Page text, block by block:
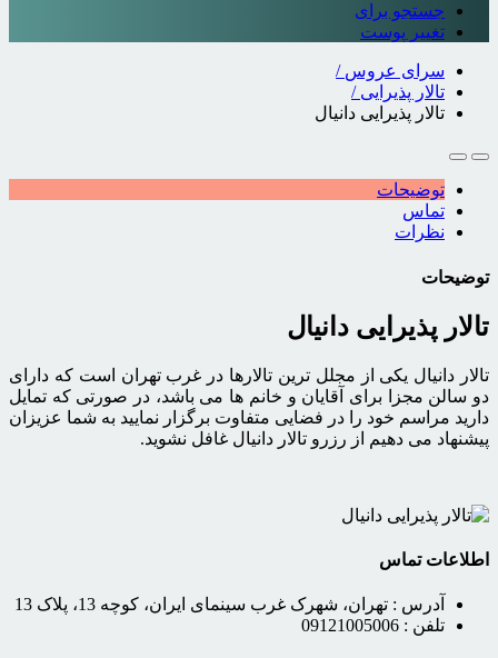
جستجو برای
تغییر پوست
سرای عروس /
تالار پذیرایی /
تالار پذیرایی دانیال
توضیحات
تماس
نظرات
توضیحات
تالار پذیرایی دانیال
تالار دانیال یکی از مجلل ترین تالارها در غرب تهران است که دارای
دو سالن مجزا برای آقایان و خانم ها می باشد، در صورتی که تمایل
دارید مراسم خود را در فضایی متفاوت برگزار نمایید به شما عزیزان
پیشنهاد می دهیم از رزرو تالار دانیال غافل نشوید.
اطلاعات تماس
آدرس : تهران، شهرک غرب سینمای ایران، کوچه 13، پلاک 13
تلفن : 09121005006